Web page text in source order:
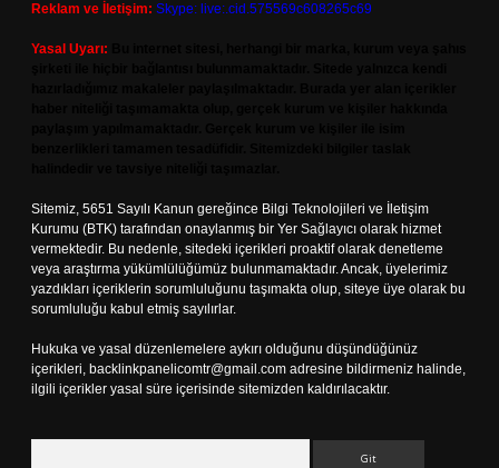
Reklam ve İletişim: Skype: live:.cid.575569c608265c69
Yasal Uyarı:
Sitemiz, 5651 Sayılı Kanun gereğince Bilgi Teknolojileri ve İletişim
Kurumu (BTK) tarafından onaylanmış bir Yer Sağlayıcı olarak hizmet
vermektedir. Bu nedenle, sitedeki içerikleri proaktif olarak denetleme
veya araştırma yükümlülüğümüz bulunmamaktadır. Ancak, üyelerimiz
yazdıkları içeriklerin sorumluluğunu taşımakta olup, siteye üye olarak bu
sorumluluğu kabul etmiş sayılırlar.
Hukuka ve yasal düzenlemelere aykırı olduğunu düşündüğünüz
içerikleri, backlinkpanelicomtr@gmail.com adresine bildirmeniz halinde,
ilgili içerikler yasal süre içerisinde sitemizden kaldırılacaktır.